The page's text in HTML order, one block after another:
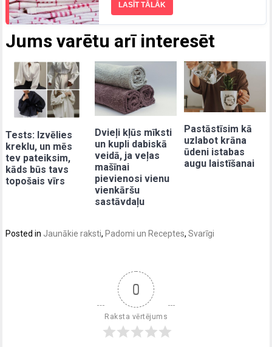
Jums varētu arī interesēt
Tests: Izvēlies
kreklu, un mēs
tev pateiksim,
kāds būs tavs
topošais vīrs
Dvieļi kļūs mīksti
un kupli dabiskā
veidā, ja veļas
mašīnai
pievienosi vienu
vienkāršu
sastāvdaļu
Pastāstīsim kā
uzlabot krāna
ūdeni istabas
augu laistīšanai
LASĪT TĀLĀK
Posted in Jaunākie raksti, Padomi un Receptes,Svarīgi
0
Raksta vērtējums